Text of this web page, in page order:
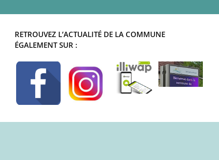
RETROUVEZ L’ACTUALITÉ DE LA COMMUNE
ÉGALEMENT SUR :